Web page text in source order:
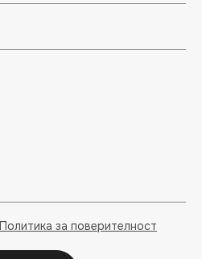
Политика за поверителност